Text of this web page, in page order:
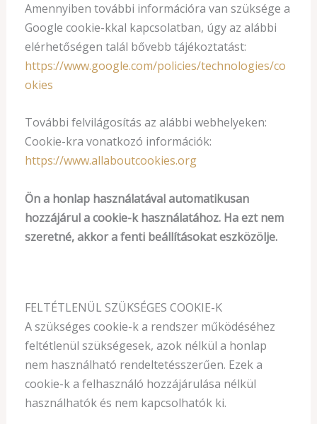
Amennyiben további információra van szüksége a
Google cookie-kkal kapcsolatban, úgy az alábbi
elérhetőségen talál bővebb tájékoztatást:
https://www.google.com/policies/technologies/co
okies
További felvilágosítás az alábbi webhelyeken:
Cookie-kra vonatkozó információk:
https://www.allaboutcookies.org
Ön a honlap használatával automatikusan
hozzájárul a cookie-k használatához. Ha ezt nem
szeretné, akkor a fenti beállításokat eszközölje.
FELTÉTLENÜL SZÜKSÉGES COOKIE-K
A szükséges cookie-k a rendszer működéséhez
feltétlenül szükségesek, azok nélkül a honlap
nem használható rendeltetésszerűen. Ezek a
cookie-k a felhasználó hozzájárulása nélkül
használhatók és nem kapcsolhatók ki.